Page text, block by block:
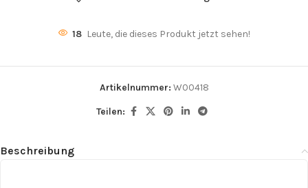
18 Leute, die dieses Produkt jetzt sehen!
Artikelnummer: W00418
Teilen:
Beschreibung